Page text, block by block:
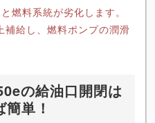
燃料系統が劣化します。
補給し、燃料ポンプの潤滑
の給油口開閉は
単！